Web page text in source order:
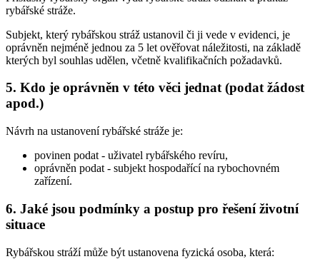
rybářské stráže.
Subjekt, který rybářskou stráž ustanovil či ji vede v evidenci, je
oprávněn nejméně jednou za 5 let ověřovat náležitosti, na základě
kterých byl souhlas udělen, včetně kvalifikačních požadavků.
5. Kdo je oprávněn v této věci jednat (podat žádost
apod.)
Návrh na ustanovení rybářské stráže je:
povinen podat - uživatel rybářského revíru,
oprávněn podat - subjekt hospodařící na rybochovném
zařízení.
6. Jaké jsou podmínky a postup pro řešení životní
situace
Rybářskou stráží může být ustanovena fyzická osoba, která: